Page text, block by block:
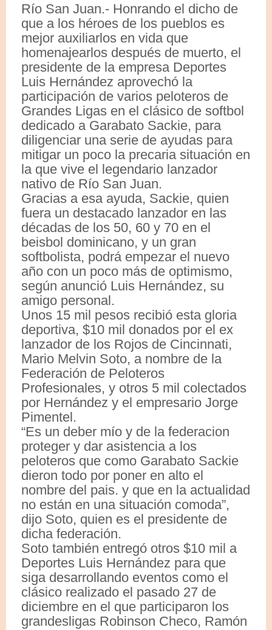
Río San Juan.- Honrando el dicho de
que a los héroes de los pueblos es
mejor auxiliarlos en vida que
homenajearlos después de muerto, el
presidente de la empresa Deportes
Luis Hernández aprovechó la
participación de varios peloteros de
Grandes Ligas en el clásico de softbol
dedicado a Garabato Sackie, para
diligenciar una serie de ayudas para
mitigar un poco la precaria situación en
la que vive el legendario lanzador
nativo de Río San Juan.
Gracias a esa ayuda, Sackie, quien
fuera un destacado lanzador en las
décadas de los 50, 60 y 70 en el
beisbol dominicano, y un gran
softbolista, podrá empezar el nuevo
año con un poco más de optimismo,
según anunció Luis Hernández, su
amigo personal.
Unos 15 mil pesos recibió esta gloria
deportiva, $10 mil donados por el ex
lanzador de los Rojos de Cincinnati,
Mario Melvin Soto, a nombre de la
Federación de Peloteros
Profesionales, y otros 5 mil colectados
por Hernández y el empresario Jorge
Pimentel.
“Es un deber mío y de la federacion
proteger y dar asistencia a los
peloteros que como Garabato Sackie
dieron todo por poner en alto el
nombre del pais. y que en la actualidad
no están en una situación comoda”,
dijo Soto, quien es el presidente de
dicha federación.
Soto también entregó otros $10 mil a
Deportes Luis Hernández para que
siga desarrollando eventos como el
clásico realizado el pasado 27 de
diciembre en el que participaron los
grandesligas Robinson Checo, Ramón